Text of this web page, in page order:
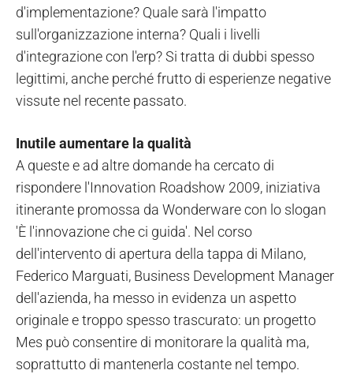
d'implementazione? Quale sarà l'impatto
sull'organizzazione interna? Quali i livelli
d'integrazione con l'erp? Si tratta di dubbi spesso
legittimi, anche perché frutto di esperienze negative
vissute nel recente passato.
Inutile aumentare la qualità
A queste e ad altre domande ha cercato di
rispondere l'Innovation Roadshow 2009, iniziativa
itinerante promossa da Wonderware con lo slogan
'È l'innovazione che ci guida'. Nel corso
dell'intervento di apertura della tappa di Milano,
Federico Marguati, Business Development Manager
dell'azienda, ha messo in evidenza un aspetto
originale e troppo spesso trascurato: un progetto
Mes può consentire di monitorare la qualità ma,
soprattutto di mantenerla costante nel tempo.